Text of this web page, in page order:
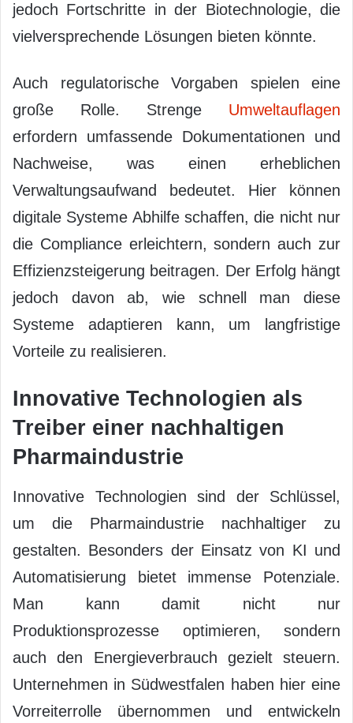
jedoch Fortschritte in der Biotechnologie, die
vielversprechende Lösungen bieten könnte.
Auch regulatorische Vorgaben spielen eine
große Rolle. Strenge Umweltauflagen
erfordern umfassende Dokumentationen und
Nachweise, was einen erheblichen
Verwaltungsaufwand bedeutet. Hier können
digitale Systeme Abhilfe schaffen, die nicht nur
die Compliance erleichtern, sondern auch zur
Effizienzsteigerung beitragen. Der Erfolg hängt
jedoch davon ab, wie schnell man diese
Systeme adaptieren kann, um langfristige
Vorteile zu realisieren.
Innovative Technologien als
Treiber einer nachhaltigen
Pharmaindustrie
Innovative Technologien sind der Schlüssel,
um die Pharmaindustrie nachhaltiger zu
gestalten. Besonders der Einsatz von KI und
Automatisierung bietet immense Potenziale.
Man kann damit nicht nur
Produktionsprozesse optimieren, sondern
auch den Energieverbrauch gezielt steuern.
Unternehmen in Südwestfalen haben hier eine
Vorreiterrolle übernommen und entwickeln